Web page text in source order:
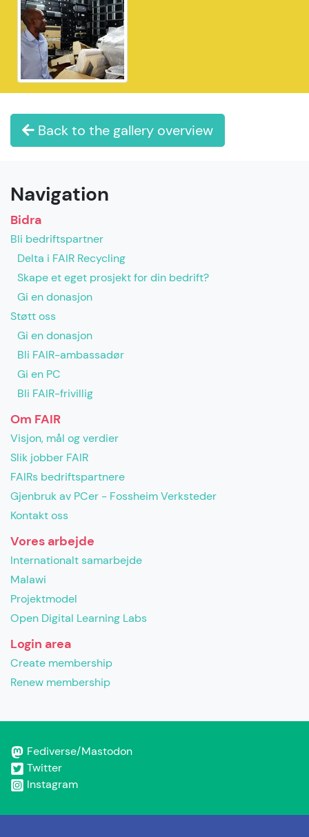
Back to the gallery overview
Navigation
Bidra
Bli bedriftspartner
Delta i FAIR Recycling
Skape et eget prosjekt for din bedrift?
Gi en donasjon
Støtt oss
Gi en donasjon
Bli FAIR-ambassadør
Gi en PC
Bli FAIR-frivillig
Om FAIR
Visjon, mål og verdier
Slik jobber FAIR
FAIRs bedriftspartnere
Gjenbruk av PCer - Fossheim Verksteder
Kontakt oss
Vores arbejde
Internationalt samarbejde
Malawi
Projektmodel
Open Digital Learning Labs
Login area
Create membership
Renew membership
Fediverse/Mastodon
Twitter
Instagram